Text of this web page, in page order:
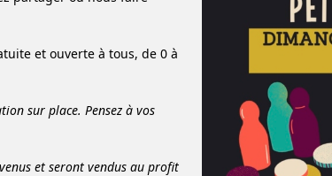
et ouverte à tous, de 0 à
sur place. Pensez à vos
et seront vendus au profit